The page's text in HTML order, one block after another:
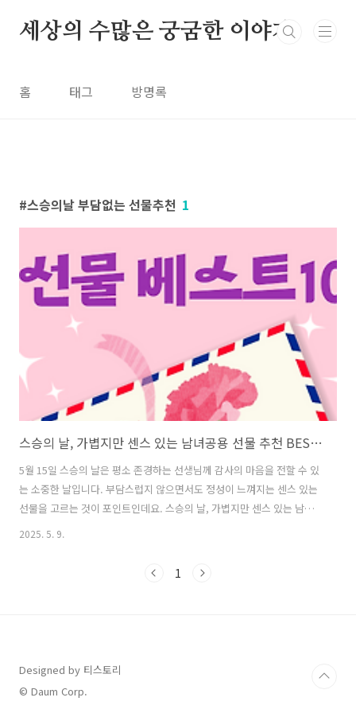
세상의 수많은 궁굼한 이야기
홈 태그 방명록
스승의날 부담없는 선물추천 1
스승의 날, 가볍지만 센스 있는 남녀공용 선물 추천 BEST 10
5월 15일 스승의 날은 평소 존경하는 선생님께 감사의 마음을 전할 수 있
는 소중한 날입니다. 부담스럽지 않으면서도 정성이 느껴지는 센스 있는
선물을 고르는 것이 포인트인데요. 스승의 날, 가볍지만 센스 있는 남녀
공용 선물 추천 BEST 10 선정해보았습니다. 특히 남녀 구분 없이 누구에
해 주세요!선생님들께 기분 좋은 하루를 선물할 수 있는 스승의 날 선물
2025. 5. 9.
1
Designed by 티스토리
© Daum Corp.